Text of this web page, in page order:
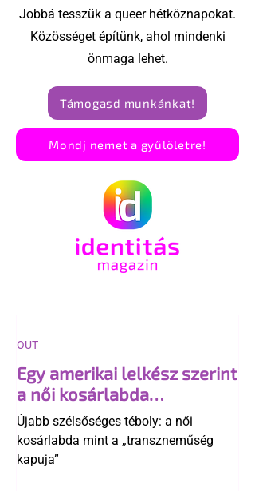
Jobbá tesszük a queer hétköznapokat.
Közösséget építünk, ahol mindenki
önmaga lehet.
Támogasd munkánkat!
Mondj nemet a gyűlöletre!
Egy amerikai lelkész szerint
a női kosárlabda
transzneműséghez vezet
Újabb szélsőséges téboly: a női
kosárlabda mint a „transzneműség
kapuja”
OUT